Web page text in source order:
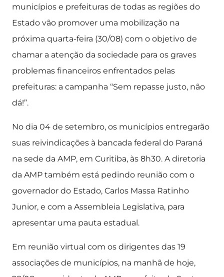
municípios e prefeituras de todas as regiões do
Estado vão promover uma mobilização na
próxima quarta-feira (30/08) com o objetivo de
chamar a atenção da sociedade para os graves
problemas financeiros enfrentados pelas
prefeituras: a campanha “Sem repasse justo, não
dá!”.
No dia 04 de setembro, os municípios entregarão
suas reivindicações à bancada federal do Paraná
na sede da AMP, em Curitiba, às 8h30. A diretoria
da AMP também está pedindo reunião com o
governador do Estado, Carlos Massa Ratinho
Junior, e com a Assembleia Legislativa, para
apresentar uma pauta estadual.
Em reunião virtual com os dirigentes das 19
associações de municípios, na manhã de hoje,